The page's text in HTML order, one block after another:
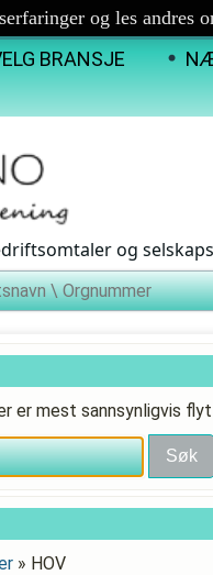
og les andres
BRANSJE
og
er mest sannsynligvis
» HOV